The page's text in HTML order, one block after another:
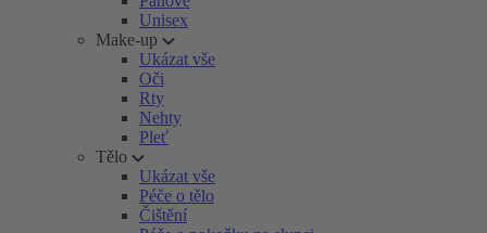
Unisex
Make-up
Ukázat vše
Oči
Rty
Nehty
Pleť
Tělo
Ukázat vše
Péče o tělo
Čištění